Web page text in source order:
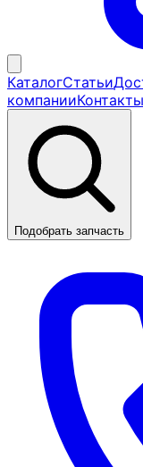
КаталогСтатьи
компанииКонтакты
Подобрать запчасть